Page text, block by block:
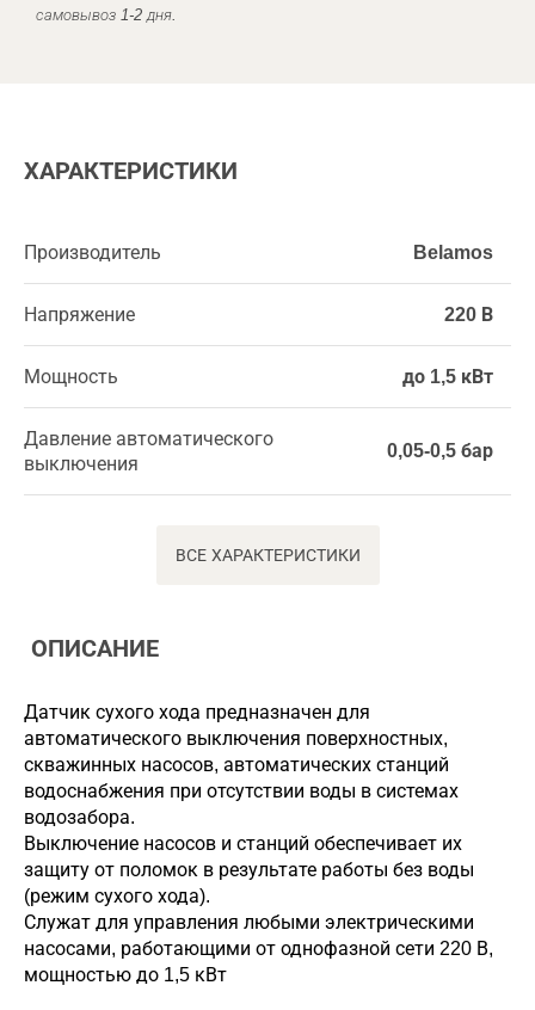
самовывоз 1-2 дня.
ХАРАКТЕРИСТИКИ
Производитель Belamos
Напряжение 220 В
Мощность до 1,5 кВт
Давление автоматического
выключения
0,05-0,5 бар
ВСЕ ХАРАКТЕРИСТИКИ
ОПИСАНИЕ
Датчик сухого хода предназначен для
автоматического выключения поверхностных,
скважинных насосов, автоматических станций
водоснабжения при отсутствии воды в системах
водозабора.
Выключение насосов и станций обеспечивает их
защиту от поломок в результате работы без воды
(режим сухого хода).
Служат для управления любыми электрическими
насосами, работающими от однофазной сети 220 В,
мощностью до 1,5 кВт